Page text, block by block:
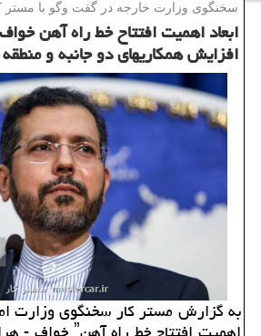
سخنگوی وزارت خارجه در گفت وگو با مستر
ابعاد اهمیت افتتاح خط راه آهن
افزایش همكاریهای دو جانبه و
به گزارش مستر کار سخنگوی وزارت